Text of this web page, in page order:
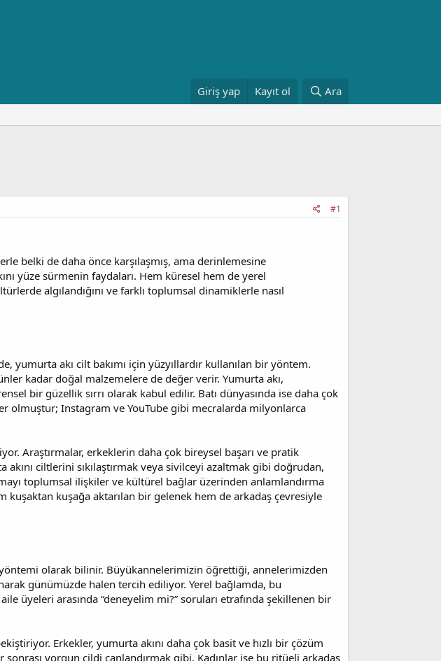
Giriş yap Kayıt ol Ara
#1
belki de daha önce karşılaşmış, ama derinlemesine
yüze sürmenin faydaları. Hem küresel hem de yerel
algılandığını ve farklı toplumsal dinamiklerle nasıl
yumurta akı cilt bakımı için yüzyıllardır kullanılan bir yöntem.
kadar doğal malzemelere de değer verir. Yumurta akı,
bir güzellik sırrı olarak kabul edilir. Batı dünyasında ise daha çok
olmuştur; Instagram ve YouTube gibi mecralarda milyonlarca
Araştırmalar, erkeklerin daha çok bireysel başarı ve pratik
ciltlerini sıkılaştırmak veya sivilceyi azaltmak gibi doğrudan,
toplumsal ilişkiler ve kültürel bağlar üzerinden anlamlandırma
kuşağa aktarılan bir gelenek hem de arkadaş çevresiyle
olarak bilinir. Büyükannelerimizin öğrettiği, annelerimizden
günümüzde halen tercih ediliyor. Yerel bağlamda, bu
üyeleri arasında “deneyelim mi?” soruları etrafında şekillenen bir
Erkekler, yumurta akını daha çok basit ve hızlı bir çözüm
yorgun cildi canlandırmak gibi. Kadınlar ise bu ritüeli arkadaş